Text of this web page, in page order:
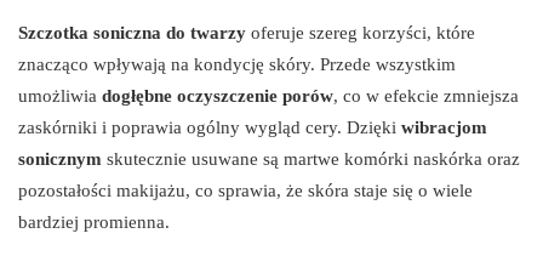
Szczotka soniczna do twarzy oferuje szereg korzyści, które
znacząco wpływają na kondycję skóry. Przede wszystkim
umożliwia dogłębne oczyszczenie porów, co w efekcie zmniejsza
zaskórniki i poprawia ogólny wygląd cery. Dzięki wibracjom
sonicznym skutecznie usuwane są martwe komórki naskórka oraz
pozostałości makijażu, co sprawia, że skóra staje się o wiele
bardziej promienna.